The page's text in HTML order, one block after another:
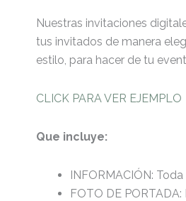
Nuestras invitaciones
tus invitados de manera
estilo, para hacer de tu
CLICK PARA VER EJEMPLO
Que incluye:
INFORMACIÓN:
FOTO DE